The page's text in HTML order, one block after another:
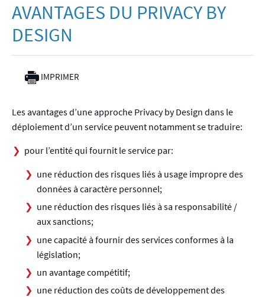
AVANTAGES DU PRIVACY BY
DESIGN
IMPRIMER
Les avantages d’une approche Privacy by Design dans le
déploiement d’un service peuvent notamment se traduire:
pour l’entité qui fournit le service par:
une réduction des risques liés à usage impropre des
données à caractère personnel;
une réduction des risques liés à sa responsabilité /
aux sanctions;
une capacité à fournir des services conformes à la
législation;
un avantage compétitif;
une réduction des coûts de développement des